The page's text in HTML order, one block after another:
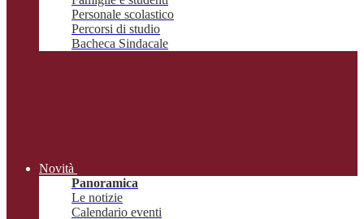
Personale scolastico
Percorsi di studio
Bacheca Sindacale
Novità
Panoramica
Le notizie
Calendario eventi